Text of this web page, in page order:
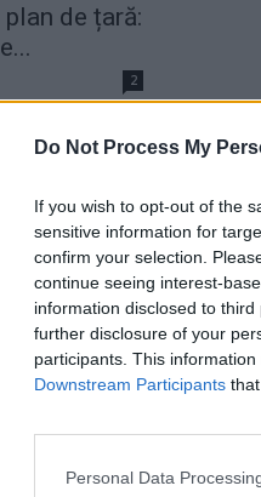
Do Not Process My
If you wish to opt-out of the
sensitive information for
confirm your selection.
continue seeing interest-
information disclosed to
further disclosure of your
participants. This
Downstream Participants
Personal Data
de țară:
2